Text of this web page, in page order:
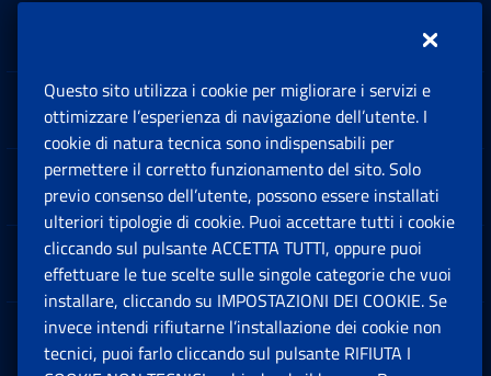
Sedi e Contatti
Software
Note Legali
App mobile
Questo sito utilizza i cookie per migliorare i servizi e
ottimizzare l’esperienza di navigazione dell’utente. I
cookie di natura tecnica sono indispensabili per
permettere il corretto funzionamento del sito. Solo
previo consenso dell’utente, possono essere installati
ulteriori tipologie di cookie. Puoi accettare tutti i cookie
cliccando sul pulsante ACCETTA TUTTI, oppure puoi
effettuare le tue scelte sulle singole categorie che vuoi
installare, cliccando su IMPOSTAZIONI DEI COOKIE. Se
invece intendi rifiutarne l’installazione dei cookie non
tecnici, puoi farlo cliccando sul pulsante RIFIUTA I